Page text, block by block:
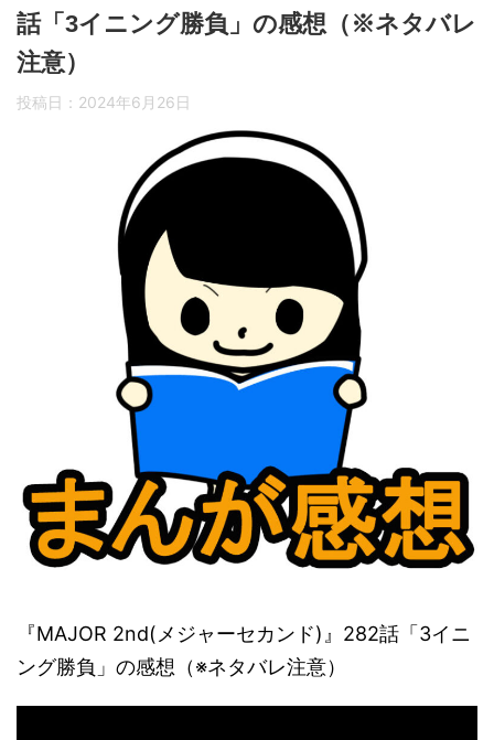
話「3イニング勝負」の感想（※ネタバレ
注意）
投稿日： 2024年6月26日
『MAJOR 2nd(メジャーセカンド)』282話「3イニ
ング勝負」の感想（※ネタバレ注意）